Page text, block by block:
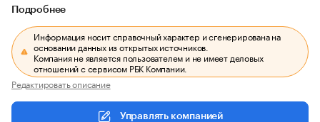
Подробнее
Информация носит справочный характер и сгенерирована на
основании данных из открытых источников.
Компания не является пользователем и не имеет деловых
отношений с сервисом РБК Компании.
Редактировать описание
Управлять компанией